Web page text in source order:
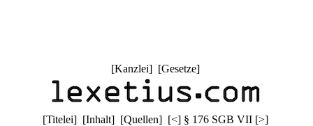
[Kanzlei] [Gesetze]
[Titelei] [Inhalt] [Quellen] [<] § 176 SGB VII [>]